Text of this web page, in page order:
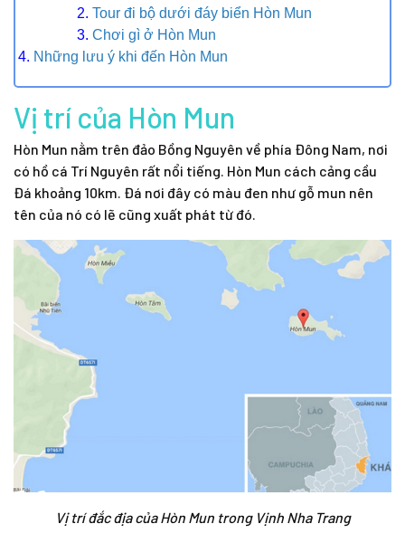
Tour đi bộ dưới đáy biển Hòn Mun
Chơi gì ở Hòn Mun
Những lưu ý khi đến Hòn Mun
Vị trí của Hòn Mun
Hòn Mun nằm trên đảo Bồng Nguyên về phía Đông Nam, nơi
có hồ cá Trí Nguyên rất nổi tiếng. Hòn Mun cách cảng cầu
Đá khoảng 10km. Đá nơi đây có màu đen như gỗ mun nên
tên của nó có lẽ cũng xuất phát từ đó.
Vị trí đắc địa của Hòn Mun trong Vịnh Nha Trang